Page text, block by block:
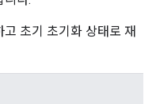
초기 초기화 상태로 재